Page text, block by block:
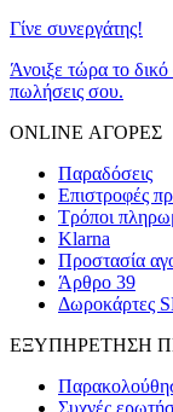
Γίνε συνεργάτης!
Άνοιξε τώρα το
πωλήσεις σου.
ONLINE ΑΓΟΡΕΣ
Παραδόσεις
Επιστροφές
Τρόποι
Klarna
Προστασία
Άρθρο 39
Δωροκάρτες
ΕΞΥΠΗΡΕΤΗΣΗ
Συχνές